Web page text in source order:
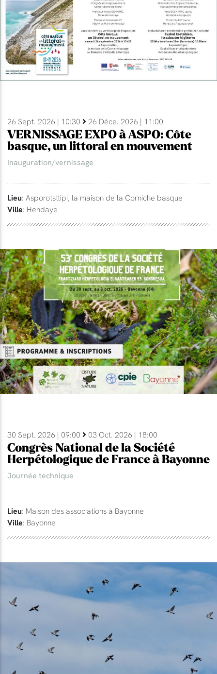
26 Sept. 2026 | 10:30 26 Déce. 2026 | 11:00
VERNISSAGE EXPO à ASPO: Côte
basque, un littoral en mouvement
Inauguration/vernissage
Lieu: Asporotsttipi, la maison de la Corniche basque
Ville: Hendaye
30 Sept. 2026 | 09:00 03 Oct. 2026 | 18:00
Congrès National de la Société
Herpétologique de France à Bayonne
Journée technique
Lieu: Maison des associations à Bayonne
Ville: Bayonne